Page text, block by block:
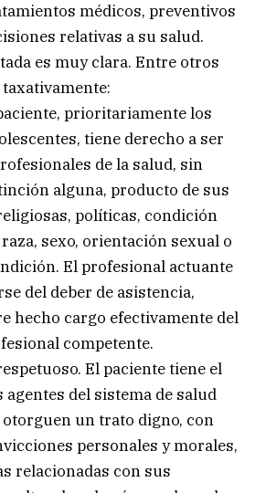
médicos, preventivos
relativas a su salud.
es muy clara. Entre otros
prioritariamente los
tiene derecho a ser
de la salud, sin
alguna, producto de sus
políticas, condición
sexo, orientación sexual o
El profesional actuante
del deber de asistencia,
hecho cargo efectivamente del
competente.
El paciente tiene el
agentes del sistema de salud
un trato digno, con
personales y morales,
relacionadas con sus